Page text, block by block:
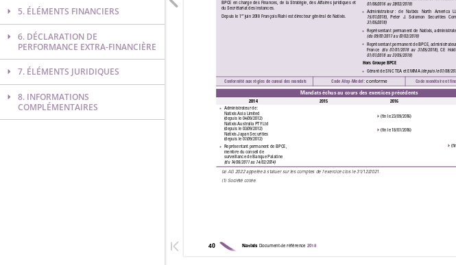
5. ÉLÉMENTS FINANCIERS
6. DÉCLARATION DE
PERFORMANCE EXTRA-FINANCIÈRE
7. ÉLÉMENTS JURIDIQUES
8. INFORMATIONS
COMPLÉMENTAIRES